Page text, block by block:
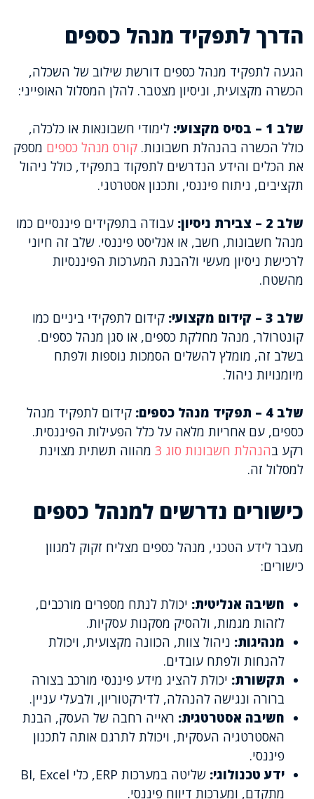
הדרך לתפקיד מנהל כספים
הגעה לתפקיד מנהל כספים דורשת שילוב של השכלה,
הכשרה מקצועית, וניסיון מצטבר. להלן המסלול האופייני:
שלב 1 – בסיס מקצועי:
לימודי חשבונאות או כלכלה,
כולל הכשרה בהנהלת חשבונות. קורס מנהל כספים מספק
את הכלים והידע הנדרשים לתפקוד בתפקיד, כולל ניהול
תקציבים, ניתוח פיננסי, ותכנון אסטרטגי.
שלב 2 – צבירת ניסיון:
עבודה בתפקידים פיננסיים כמו
מנהל חשבונות, חשב, או אנליסט פיננסי. שלב זה חיוני
לרכישת ניסיון מעשי ולהבנת המערכות הפיננסיות
מהשטח.
שלב 3 – קידום מקצועי:
קידום לתפקידי ביניים כמו
קונטרולר, מנהל מחלקת כספים, או סגן מנהל כספים.
בשלב זה, מומלץ להשלים הסמכות נוספות ולפתח
מיומנויות ניהול.
שלב 4 – תפקיד מנהל כספים:
קידום לתפקיד מנהל
כספים, עם אחריות מלאה על כלל הפעילות הפיננסית.
רקע בהנהלת חשבונות סוג 3
מהווה תשתית מצוינת
למסלול זה.
כישורים נדרשים למנהל כספים
מעבר לידע הטכני, מנהל כספים מצליח זקוק למגוון
כישורים:
חשיבה אנליטית: יכולת לנתח מספרים מורכבים,
לזהות מגמות, ולהסיק מסקנות עסקיות.
מנהיגות: ניהול צוות, הכוונה מקצועית, ויכולת
להנחות ולפתח עובדים.
תקשורת: יכולת להציג מידע פיננסי מורכב בצורה
ברורה ונגישה להנהלה, לדירקטוריון, ולבעלי עניין.
חשיבה אסטרטגית: ראייה רחבה של העסק, הבנת
האסטרטגיה העסקית, ויכולת לתרגם אותה לתכנון
פיננסי.
ידע טכנולוגי:
שליטה במערכות ERP, כלי BI, Excel
מתקדם, ומערכות דיווח פיננסי.